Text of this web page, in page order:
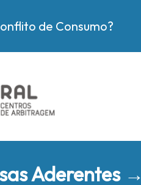
de Consumo?
Aderentes →